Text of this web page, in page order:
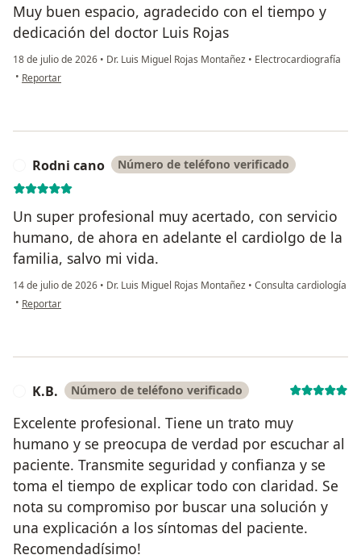
Muy buen espacio, agradecido con el tiempo y
dedicación del doctor Luis Rojas
18 de julio de 2026 • Dr. Luis Miguel Rojas Montañez • Electrocardiografía
• en opinión del usuario José Moran Tejeda
Reportar
Rodni cano Número de teléfono verificado
Un super profesional muy acertado, con servicio
humano, de ahora en adelante el cardiolgo de la
familia, salvo mi vida.
14 de julio de 2026 • Dr. Luis Miguel Rojas Montañez • Consulta cardiología
• en opinión del usuario Rodni cano
Reportar
K.B. Número de teléfono verificado
Excelente profesional. Tiene un trato muy
humano y se preocupa de verdad por escuchar al
paciente. Transmite seguridad y confianza y se
toma el tiempo de explicar todo con claridad. Se
nota su compromiso por buscar una solución y
una explicación a los síntomas del paciente.
Recomendadísimo!